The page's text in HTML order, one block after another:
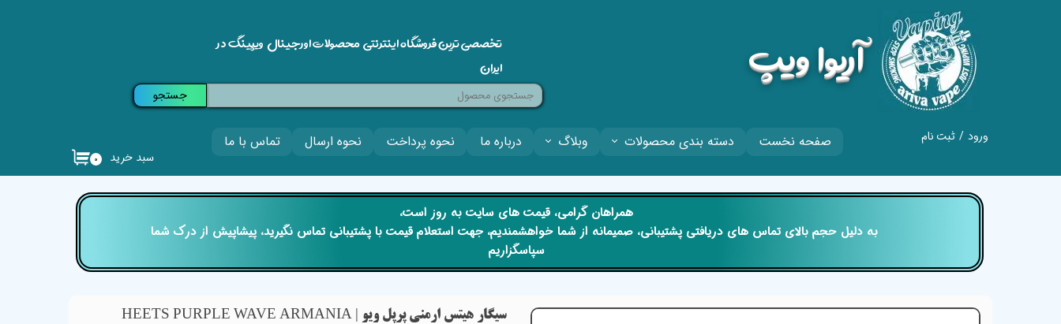
صفحه نخست دسته بندی محصولات وبلاگ درباره ما نحوه پرداخت نحوه ارسال تماس با ما ورود / ثبت نام
تغییر گذر واژه
خروج از حساب
کاربری
​آریوا ویپ
۰ سبد خرید
تخصصی ترین فروشگاه اینترنتی محصولات اورجینال ویپینگ در
ایران
جستجو
سیگار هیتس ارمنی پرپل ویو | HEETS PURPLE WAVE ARMANIA
​​همراهان گرامی، قیمت های سایت به روز است،
​​​​​​​ به دلیل حجم بالای تماس های دریافتی پشتیبانی، صمیمانه از شما خواهشمندیم، جهت استعلام قیمت با پشتیبانی تماس نگیرید، پیشاپیش از درک شما
سپاسگزاریم